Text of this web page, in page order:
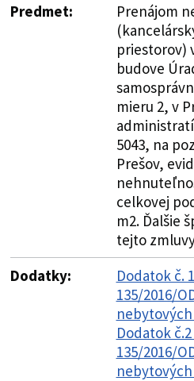
Predmet:
Prenájom
priestorov)
budove
mieru 2, v
5043, na
Prešov,
celkovej
m2. Ďalšie
tejto
Dodatky:
Dodatok č.
135/2016/
Dodatok
135/2016/